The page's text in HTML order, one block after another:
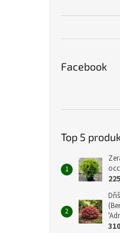
Facebook
Top 5